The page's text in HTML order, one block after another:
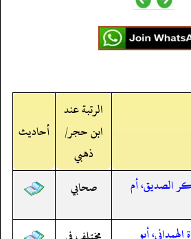
الرتبة عند
ابن حجر/
ذهبي
أحاديث
الصديق، أم
صحابي
أبو